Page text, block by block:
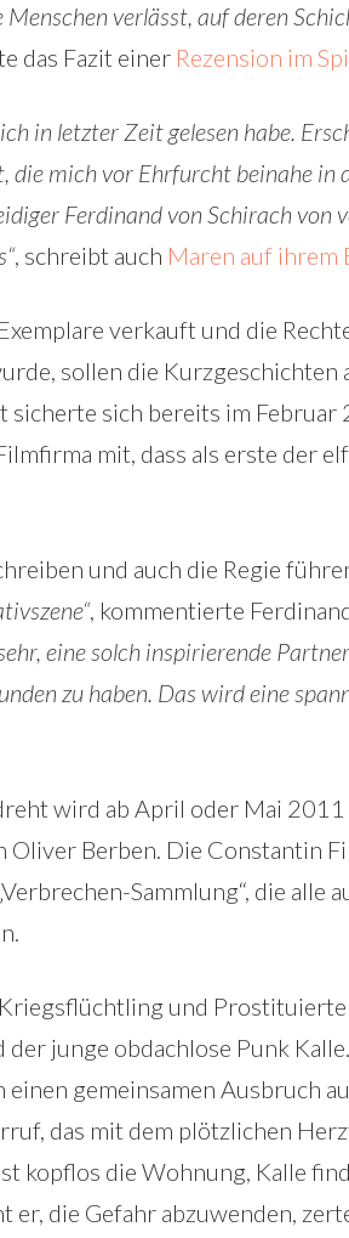
verlässt, auf deren
das Fazit einer Rezension im
in letzter Zeit gelesen habe.
mich vor Ehrfurcht beinahe in
Ferdinand von Schirach von
, schreibt auch Maren auf ihrem
verkauft und die
sollen die Kurzgeschichten
sich bereits im Februar
mit, dass als erste der
und auch die Regie
, kommentierte
eine solch inspirierende
zu haben. Das wird eine
wird ab April oder Mai
Berben. Die Constantin
Sammlung“, die alle
und Prostituierte
junge obdachlose Punk
gemeinsamen Ausbruch
das mit dem plötzlichen
kopflos die Wohnung, Kalle
er, die Gefahr abzuwenden,